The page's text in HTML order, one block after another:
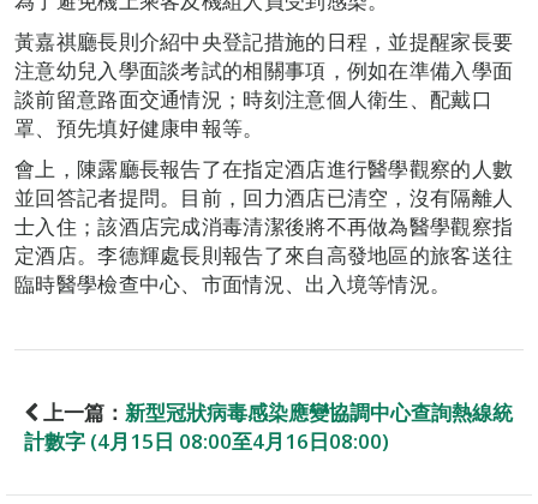
黃嘉祺廳長則介紹中央登記措施的日程，並提醒家長要
注意幼兒入學面談考試的相關事項，例如在準備入學面
談前留意路面交通情況；時刻注意個人衛生、配戴口
罩、預先填好健康申報等。
會上，陳露廳長報告了在指定酒店進行醫學觀察的人數
並回答記者提問。目前，回力酒店已清空，沒有隔離人
士入住；該酒店完成消毒清潔後將不再做為醫學觀察指
定酒店。李德輝處長則報告了來自高發地區的旅客送往
臨時醫學檢查中心、市面情況、出入境等情況。
上一篇： 新型冠狀病毒感染應變協調中心查詢熱線統
計數字 (4月15日 08:00至4月16日08:00)